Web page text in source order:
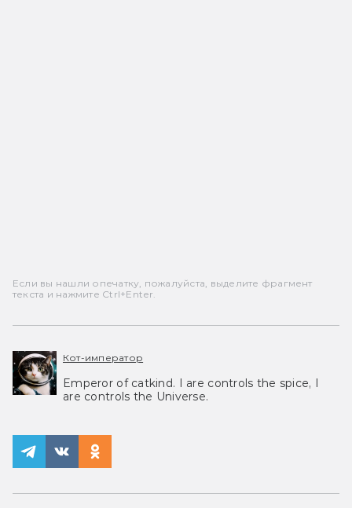
Если вы нашли опечатку, пожалуйста, выделите фрагмент
текста и нажмите Ctrl+Enter.
Кот-император
Emperor of catkind. I are controls the spice, I
are controls the Universe.